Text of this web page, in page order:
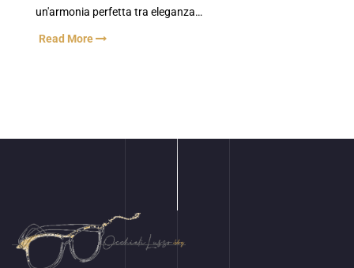
un'armonia perfetta tra eleganza…
Read More